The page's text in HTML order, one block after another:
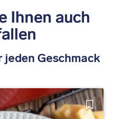
Ihnen auch
Geschmack